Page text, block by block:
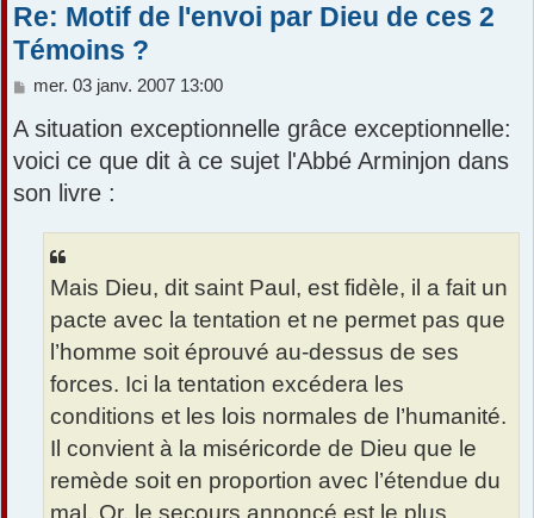
Re: Motif de l'envoi par Dieu de ces 2
Témoins ?
M
s
a
g
mer. 03 janv. 2007 13:00
A situation exceptionnelle grâce exceptionnelle:
voici ce que dit à ce sujet l'Abbé Arminjon dans
son livre :
Mais Dieu, dit saint Paul, est fidèle, il a fait un
pacte avec la tentation et ne permet pas que
l’homme soit éprouvé au-dessus de ses
forces. Ici la tentation excédera les
conditions et les lois normales de l’humanité.
Il convient à la miséricorde de Dieu que le
remède soit en proportion avec l’étendue du
mal. Or, le secours annoncé est le plus